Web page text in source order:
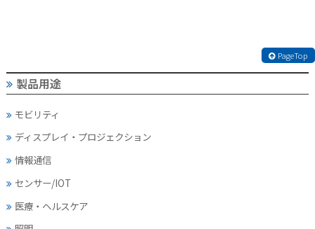
PageTop
製品用途
モビリティ
ディスプレイ・ プロジェクション
情報通信
センサー/IOT
医療・ヘルスケア